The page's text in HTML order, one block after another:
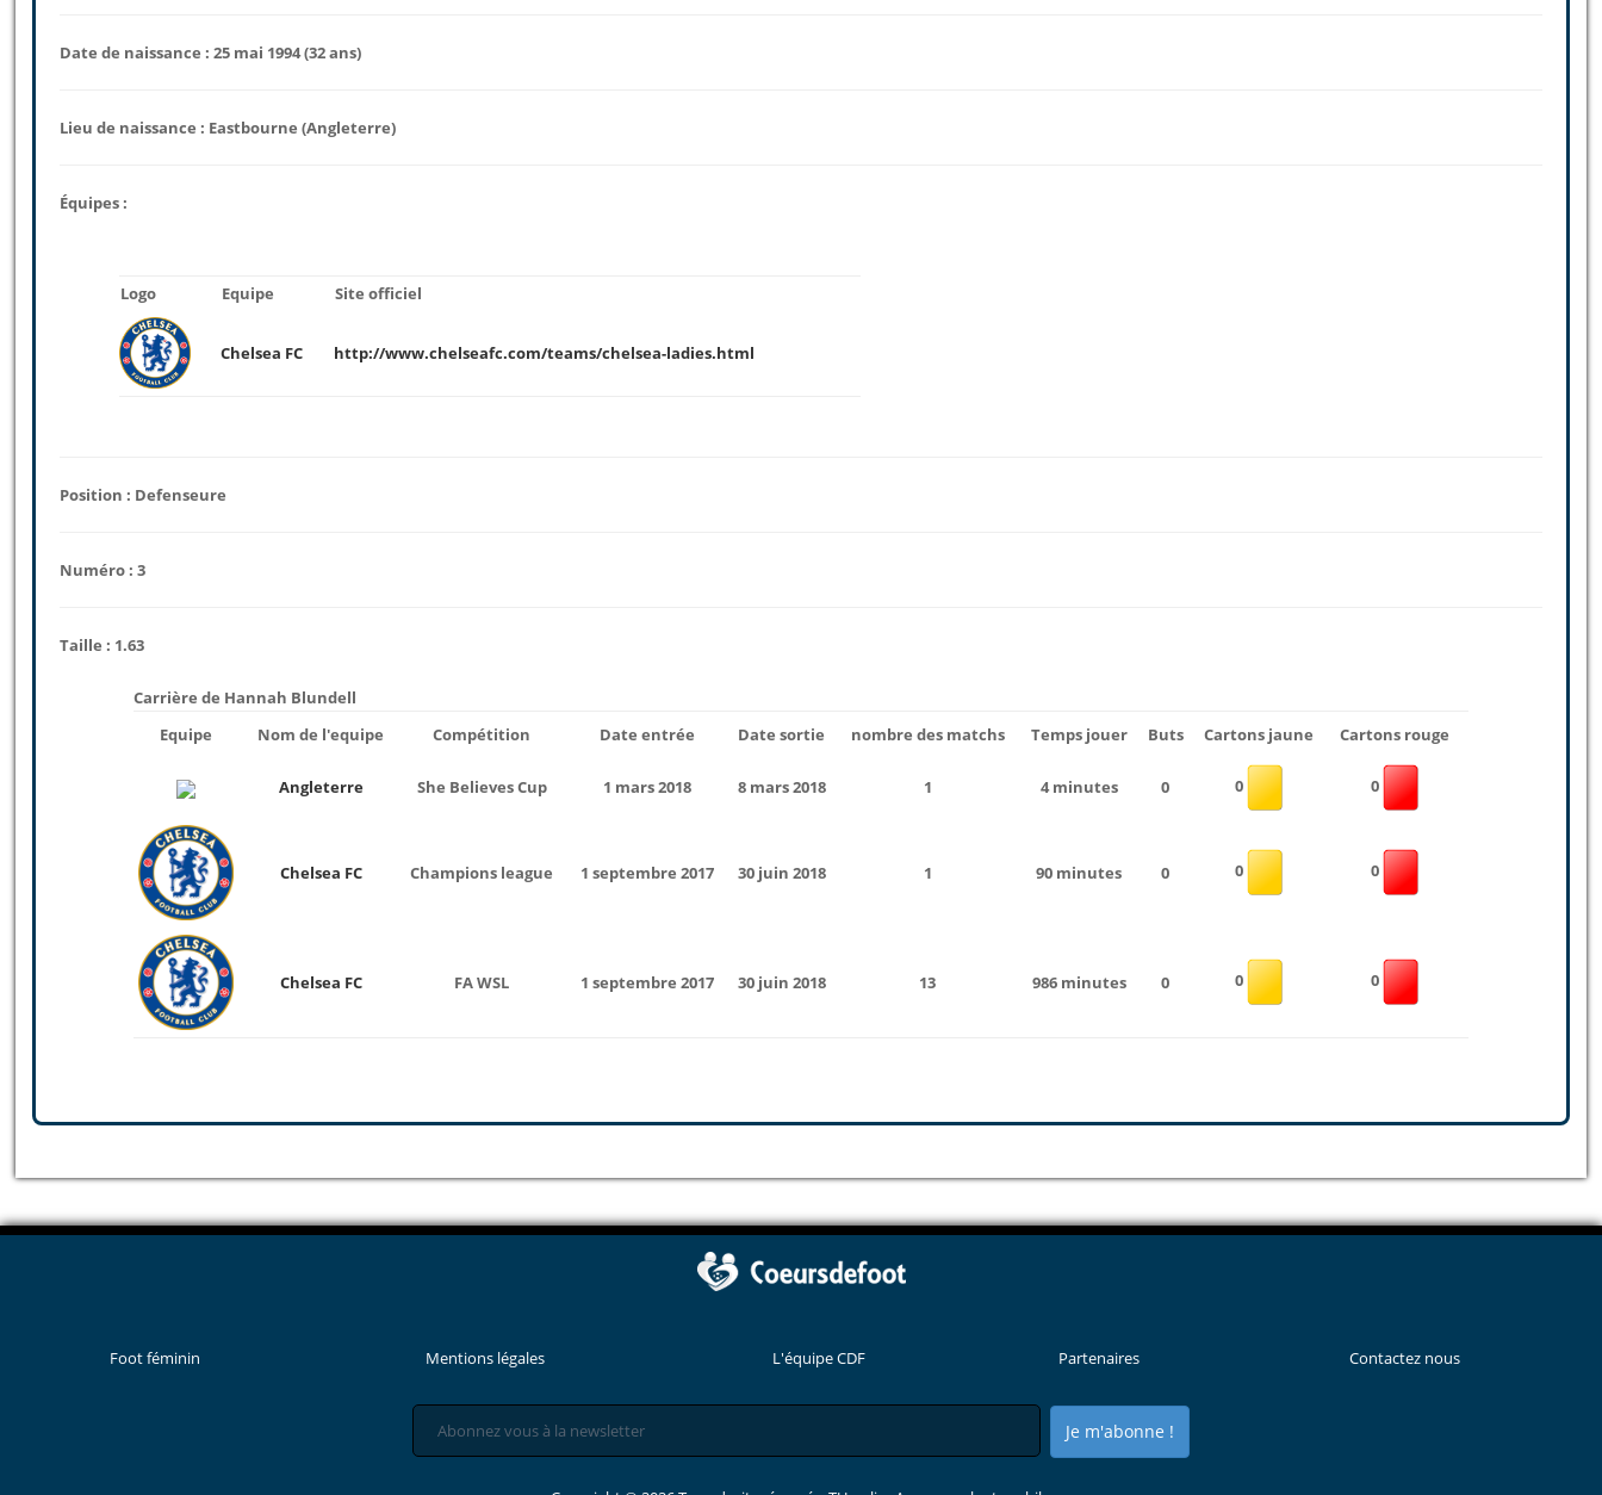
Date de naissance : 25 mai 1994 (32 ans)
Lieu de naissance : Eastbourne (Angleterre)
Équipes :
Logo Equipe Site officiel
Chelsea FC http://www.chelseafc.com/teams/chelsea-ladies.html
Position : Defenseure
Numéro : 3
Taille : 1.63
Carrière de Hannah Blundell
Equipe
Nom de l'equipe Compétition Date entrée Date sortie nombre des matchs Temps jouer Buts Cartons jaune Cartons rouge
Angleterre She Believes Cup 1 mars 2018 8 mars 2018 1 4 minutes 0 0 0
Chelsea FC Champions league 1 septembre 2017 30 juin 2018 1 90 minutes 0 0 0
Chelsea FC FA WSL 1 septembre 2017 30 juin 2018 13 986 minutes 0 0 0
Foot féminin Mentions légales L'équipe CDF Partenaires Contactez nous
Je m'abonne !